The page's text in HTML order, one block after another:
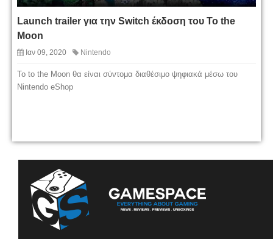
Launch trailer για την Switch έκδοση του To the
Moon
Ιαν 09, 2020 Nintendo
Το to the Moon θα είναι σύντομα διαθέσιμο ψηφιακά μέσω του
Nintendo eShop